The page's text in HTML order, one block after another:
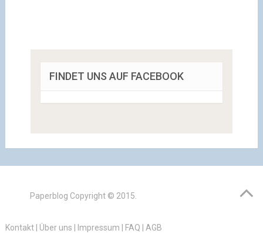
FINDET UNS AUF FACEBOOK
Paperblog Copyright © 2015.
Kontakt| Über uns Impressum FAQ AGB